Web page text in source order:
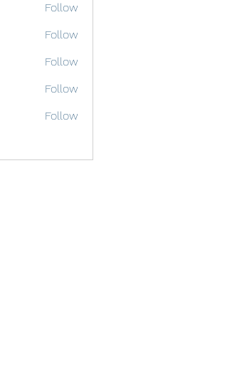
Follow
Follow
Follow
Follow
Follow